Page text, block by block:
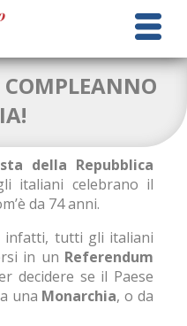
della Repubblica
italiani celebrano il
da 74 anni.
infatti, tutti gli italiani
in un Referendum
decidere se il Paese
una Monarchia, o da